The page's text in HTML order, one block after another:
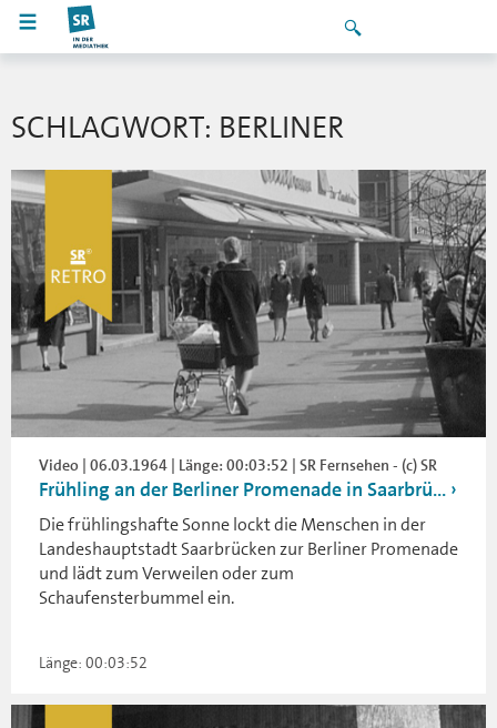
SCHLAGWORT: BERLINER
Video | 06.03.1964 | Länge: 00:03:52 | SR Fernsehen - (c) SR
Frühling an der Berliner Promenade in Saarbrü...
Die frühlingshafte Sonne lockt die Menschen in der
Landeshauptstadt Saarbrücken zur Berliner Promenade
und lädt zum Verweilen oder zum
Schaufensterbummel ein.
Länge: 00:03:52